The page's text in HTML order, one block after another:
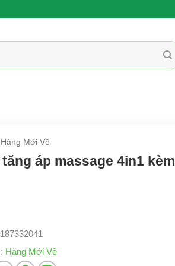
Hàng Mới Về
áp massage 4in1 kèm
Hàng Mới Về